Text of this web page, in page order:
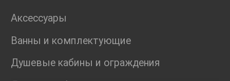
Аксессуары
Ванны и комплектующие
Душевые кабины и ограждения